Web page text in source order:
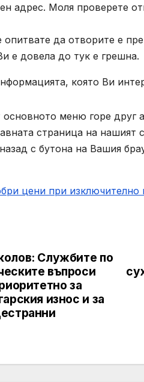
адрес. Моля проверете
опитвате да отворите е
е довела до тук е грешна.
която Ви
меню горе друг
страница на нашият
с бутона на Вашия
цени при изключително
Службите по
въпроси
за
износ и за